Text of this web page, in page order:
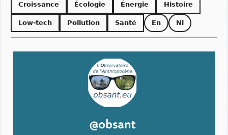
Croissance Écologie Énergie Histoire
Low-tech Pollution Santé En Nl